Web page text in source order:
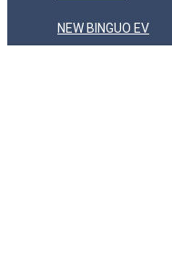
NEW BINGUO EV